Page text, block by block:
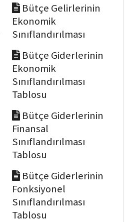
Bütçe Gelirlerinin
Ekonomik
Sınıflandırılması
Bütçe Giderlerinin
Ekonomik
Sınıflandırılması
Tablosu
Bütçe Giderlerinin
Finansal
Sınıflandırılması
Tablosu
Bütçe Giderlerinin
Fonksiyonel
Sınıflandırılması
Tablosu